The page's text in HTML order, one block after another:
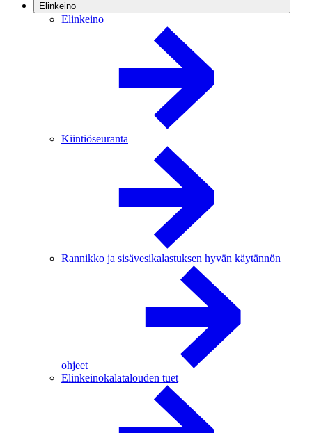
Elinkeino
Elinkeino
Kiintiöseuranta
Rannikko ja sisävesikalastuksen hyvän käytännön
ohjeet
Elinkeinokalatalouden tuet